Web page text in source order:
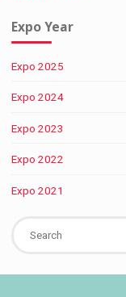
Expo Year
Expo 2025
Expo 2024
Expo 2023
Expo 2022
Expo 2021